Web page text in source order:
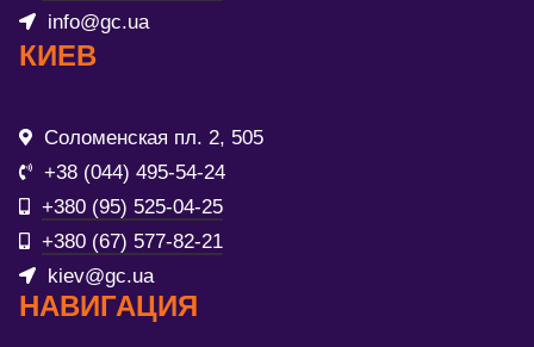
info@gc.ua
КИЕВ
Соломенская пл. 2, 505
+38 (044) 495-54-24
+380 (95) 525-04-25
+380 (67) 577-82-21
kiev@gc.ua
НАВИГАЦИЯ